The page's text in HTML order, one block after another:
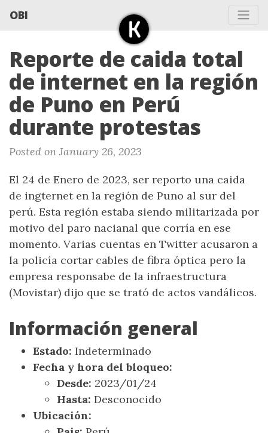
OBI
Reporte de caida total
de internet en la región
de Puno en Perú
durante protestas
Posted on January 26, 2023
El 24 de Enero de 2023, ser reporto una caida
de ingternet en la región de Puno al sur del
perú. Esta región estaba siendo militarizada por
motivo del paro nacianal que corría en ese
momento. Varias cuentas en Twitter acusaron a
la policía cortar cables de fibra óptica pero la
empresa responsabe de la infraestructura
(Movistar) dijo que se trató de actos vandálicos.
Información general
Estado: Indeterminado
Fecha y hora del bloqueo:
Desde: 2023/01/24
Hasta: Desconocido
Ubicación: